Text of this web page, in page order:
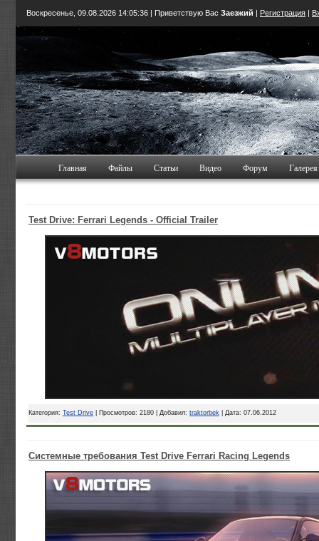
Воскресенье, 09.08.2026 14:05:37 | Приветствую Вас Заезжий | Регистрация |
Главная Файлы Статьи Видео Форум Галерея
Test Drive: Ferrari Legends - Official Trailer
Категория: Test Drive | Просмотров: 2180 | Добавил: traktorbek | Дата: 07.06.2012
Системные требования Test Drive Ferrari Racing Legends